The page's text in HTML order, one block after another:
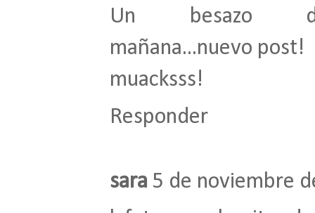
Un besazo
mañana...nuevo post!
muacksss!
Responder
sara 5 de noviembre